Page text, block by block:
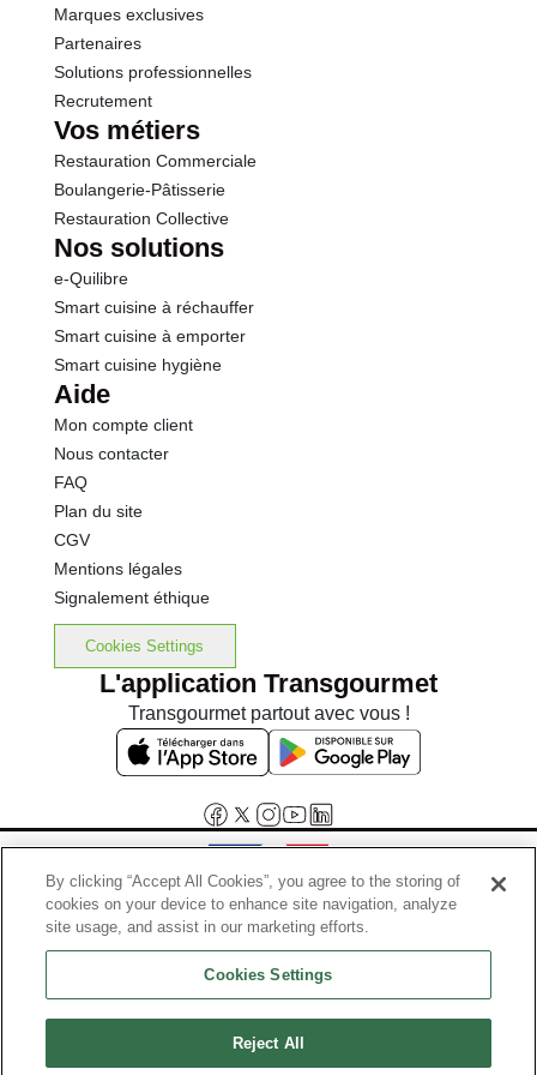
Marques exclusives
Partenaires
Solutions professionnelles
Recrutement
Vos métiers
Restauration Commerciale
Boulangerie-Pâtisserie
Restauration Collective
Nos solutions
e-Quilibre
Smart cuisine à réchauffer
Smart cuisine à emporter
Smart cuisine hygiène
Aide
Mon compte client
Nous contacter
FAQ
Plan du site
CGV
Mentions légales
Signalement éthique
Cookies Settings
L'application Transgourmet
Transgourmet partout avec vous !
Interdiction de vente de boissons alcooliques aux mineurs de
moins de 18 ans
La preuve de majorité de l'acheteur est exigée au moment de la vente
Code de la santé publique, Aar.l.3342-1 et l.3353-3
By clicking “Accept All Cookies”, you agree to the storing of
cookies on your device to enhance site navigation, analyze
site usage, and assist in our marketing efforts.
Cookies Settings
Reject All